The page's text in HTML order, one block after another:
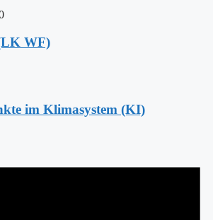
WF)
im Klimasystem (KI)